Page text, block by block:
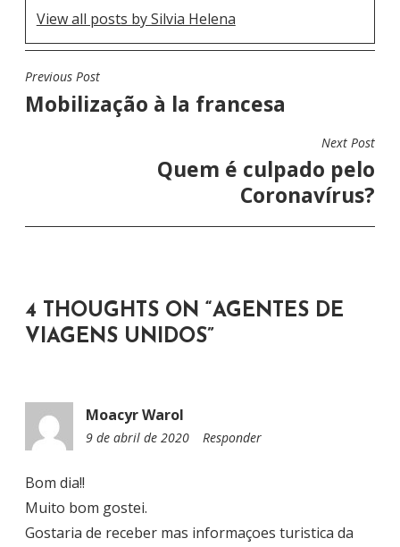
View all posts by Silvia Helena
N
A
D
E
T
Previous Post
Mobilização à la francesa
Next Post
Quem é culpado pelo
Coronavírus?
4 THOUGHTS ON “ AGENTES DE
VIAGENS UNIDOS”
Moacyr Warol
9 de abril de 2020
1Responder
Bom dia!!
Muito bom gostei.
Gostaria de receber mas informaçoes turistica da